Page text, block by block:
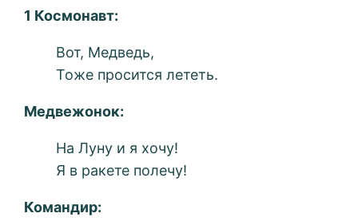
1 Космонавт:
Вот, Медведь,
Тоже просится лететь.
Медвежонок:
На Луну и я хочу!
Я в ракете полечу!
Командир: